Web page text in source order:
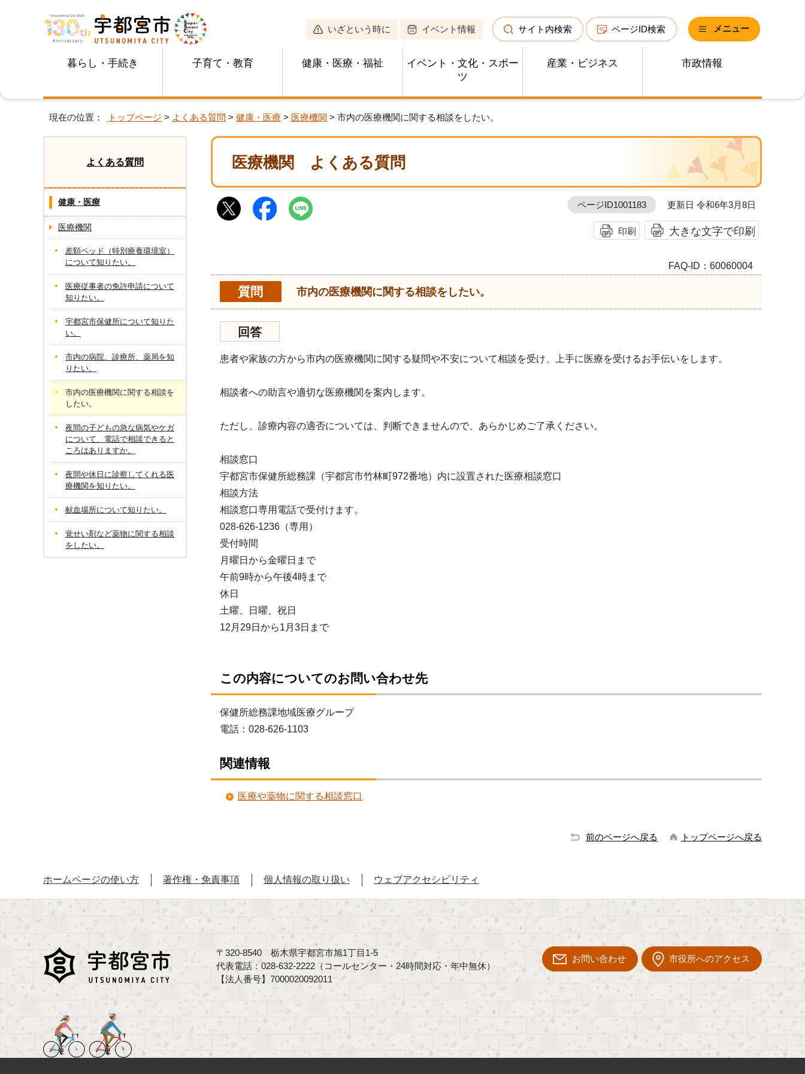
いざという時に イベント情報 サイト内検索 ページID検索 メニュー
暮らし・手続き 子育て・教育 健康・医療・福祉
イベント・文化・スポー
ツ
産業・ビジネス 市政情報
現在の位置： トップページ > よくある質問 > 健康・医療 > 医療機関 > 市内の医療機関に関する相談をしたい。
医療機関 よくある質問
ページID1001183 更新日 令和6年3月8日
印刷 大きな文字で印刷
FAQ-ID：60060004
質問 市内の医療機関に関する相談をしたい。
回答
患者や家族の方から市内の医療機関に関する疑問や不安について相談を受け、上手に医療を受けるお手伝いをします。
相談者への助言や適切な医療機関を案内します。
ただし、診療内容の適否については、判断できませんので、あらかじめご了承ください。
相談窓口
宇都宮市保健所総務課（宇都宮市竹林町972番地）内に設置された医療相談窓口
相談方法
相談窓口専用電話で受付けます。
028-626-1236（専用）
受付時間
月曜日から金曜日まで
午前9時から午後4時まで
休日
土曜、日曜、祝日
12月29日から1月3日まで
この内容についてのお問い合わせ先
保健所総務課地域医療グループ
電話：028-626-1103
関連情報
医療や薬物に関する相談窓口
よくある質問
健康・医療
医療機関
差額ベッド（特別療養環境室）
について知りたい。
医療従事者の免許申請について
知りたい。
宇都宮市保健所について知りた
い。
市内の病院、診療所、薬局を知
りたい。
市内の医療機関に関する相談を
したい。
夜間の子どもの急な病気やケガ
について、電話で相談できると
ころはありますか。
夜間や休日に診察してくれる医
療機関を知りたい。
献血場所について知りたい。
覚せい剤など薬物に関する相談
をしたい。
前のページへ戻る トップページへ戻る
ホームページの使い方 著作権・免責事項 個人情報の取り扱い ウェブアクセシビリティ
〒320-8540 栃木県宇都宮市旭1丁目1-5
代表電話：028-632-2222（コールセンター・24時間対応・年中無休）
【法人番号】7000020092011
お問い合わせ 市役所へのアクセス